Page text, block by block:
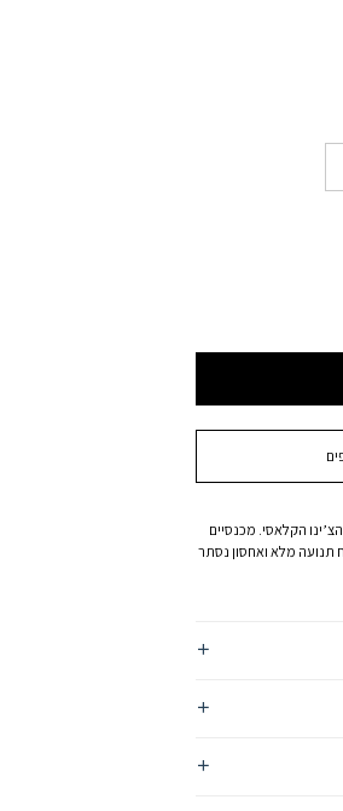
הקלאסי. מכנסיים
תנועה מלא ואחסון נסתר